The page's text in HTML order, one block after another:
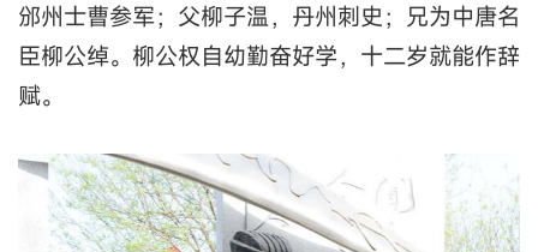
邠州士曹参军；父柳子温，丹州刺史；兄为中唐名
臣柳公绰。柳公权自幼勤奋好学，十二岁就能作辞
赋。